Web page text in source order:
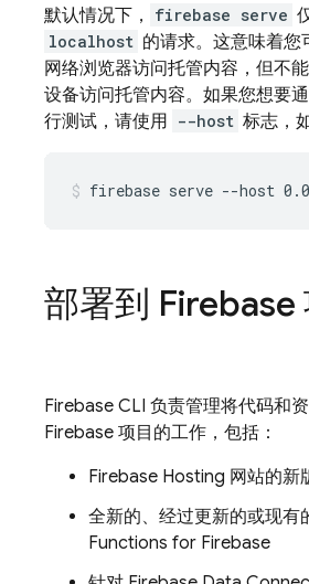
默认情况下， firebase serve
localhost 的请求。这意味着您
网络浏览器访问托管内容，但不
设备访问托管内容。如果您想要
行测试，请使用 --host 标志，
firebase serve --host
部署到 Firebase
Firebase CLI 负责管理将代码和
Firebase 项目的工作，包括：
Firebase Hosting 网站的新
全新的、经过更新的或现有
Functions for Firebase